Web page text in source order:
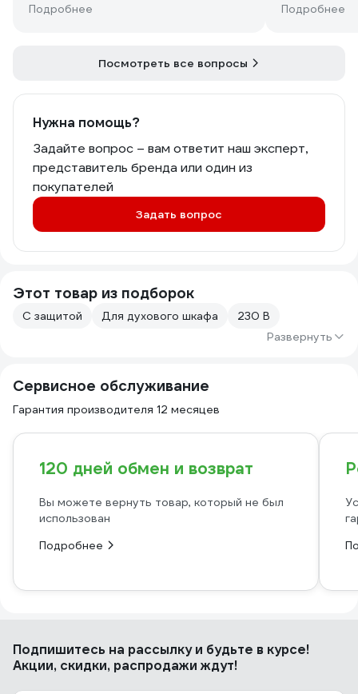
Подробнее Подробнее
Посмотреть все вопросы
Нужна помощь?
Задайте вопрос – вам ответит наш эксперт,
представитель бренда или один из
покупателей
Задать вопрос
Этот товар из подборок
С защитой Для духового шкафа
230 В
Развернуть
Сервисное обслуживание
Гарантия производителя 12 месяцев
120 дней обмен и возврат
Вы можете вернуть товар, который не был
использован
Подробнее
Подпишитесь на рассылкуи будьте в курсе!
Акции, скидки, распродажи ждут!